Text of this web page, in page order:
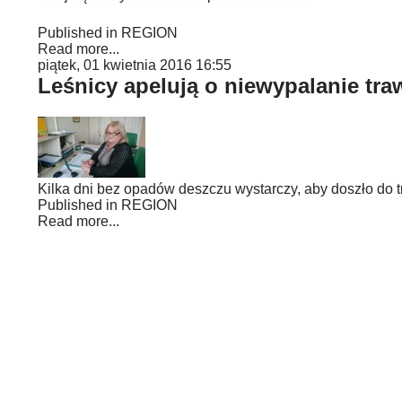
Published in REGION
Read more...
piątek, 01 kwietnia 2016 16:55
Leśnicy apelują o niewypalanie
Kilka dni bez opadów deszczu wystarczy, aby doszło do
Published in REGION
Read more...